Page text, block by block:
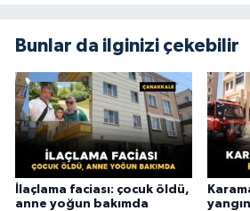
Bunlar da ilginizi çekebilir
İlaçlama faciası: çocuk öldü,
anne yoğun bakımda